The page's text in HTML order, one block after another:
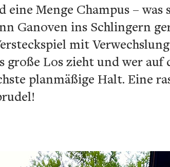
Menge Champus – was
Ganoven ins Schlingern
mit
große Los zieht und wer auf
planmäßige Halt. Eine